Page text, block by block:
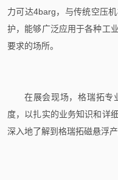
力可达4barg，与传统空压
护，能够广泛应用于各种工
要求的场所。
在展会现场，格瑞拓专
度，以扎实的业务知识和详
深入地了解到格瑞拓磁悬浮